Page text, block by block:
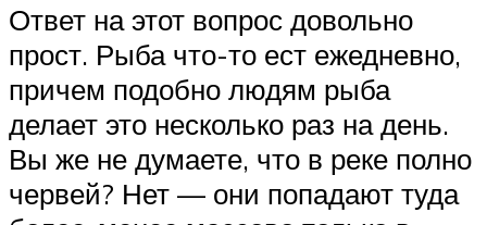
Ответ на этот вопрос довольно
прост. Рыба что-то ест ежедневно,
причем подобно людям рыба
делает это несколько раз на день.
Вы же не думаете, что в реке полно
червей? Нет — они попадают туда